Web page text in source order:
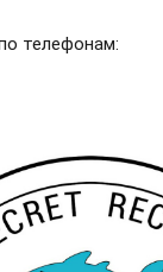
телефонам: